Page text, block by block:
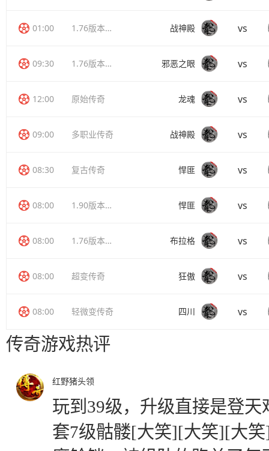
01:00 1.76版本传奇 战神殿 vs
09:30 1.76版本传奇 邪恶之眼 vs
12:00 原始传奇 龙魂 vs
09:00 多职业传奇 战神殿 vs
08:30 复古传奇 悍匪 vs
08:00 1.90版本传奇 悍匪 vs
08:00 1.76版本传奇 布拉格 vs
08:00 超变传奇 狂傲 vs
08:00 轻微变传奇 四川 vs
传奇游戏热评
红野猪头领
玩到39级，升级直接是登
套7级骷髅[大笑][大笑][大